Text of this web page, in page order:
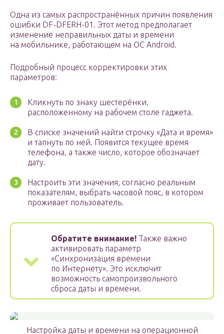
Одна из самых распространённых причин появления
ошибки DF-DFERH-01. Этот метод предполагает
изменение неправильных даты и времени
на мобильнике, работающем на OC Android.
Подробный процесс корректировки этих
параметров:
Кликнуть по знаку шестерёнки,
расположенному на рабочем столе гаджета.
В списке значений найти строчку «Дата и время»
и тапнуть по ней. Появится текущее время
телефона, а также число, которое обозначает
дату.
Настроить эти значения, согласно реальным
показателям, выбрать часовой пояс, в котором
проживает пользователь.
Обратите внимание! Также важно
активировать параметр
«Синхронизация времени
по Интернету». Это исключит
возможность самопроизвольного
сброса даты и времени.
Настройка даты и времени на операционной